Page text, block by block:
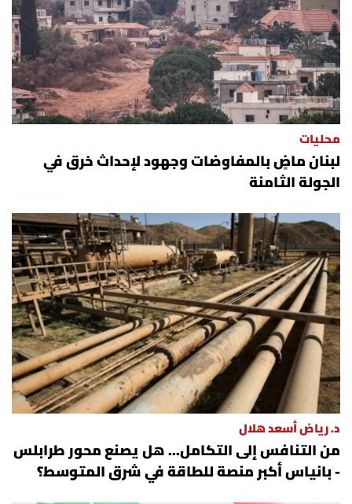
محليات
لبنان ماضٍ بالمفاوضات وجهود لإحداث خرق في
الجولة الثامنة
د. رياض أسعد هلال
من التنافس إلى التكامل... هل يصنع محور طرابلس
- بانياس أكبر منصة للطاقة في شرق المتوسط؟